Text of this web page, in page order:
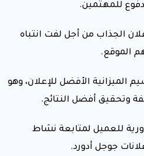
للمهتمين.
الجذاب من أجل لفت انتباه
الموقع.
الميزانية الأفضل للإعلان، وهو
وتحقيق أفضل النتائج.
للعميل لمتابعة نشاط
جوجل أدورد.